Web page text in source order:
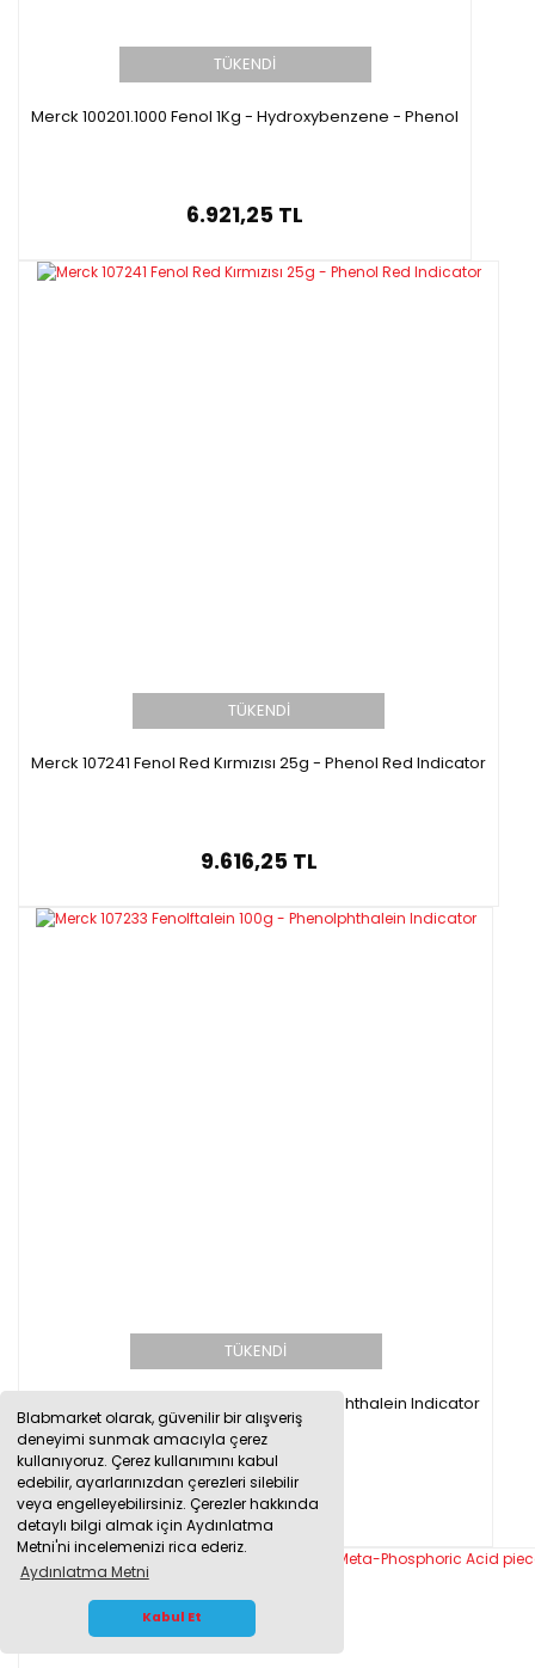
Blabmarket olarak, güvenilir bir alışveriş
deneyimi sunmak amacıyla çerez
kullanıyoruz. Çerez kullanımını kabul
edebilir, ayarlarınızdan çerezleri silebilir
veya engelleyebilirsiniz. Çerezler hakkında
detaylı bilgi almak için Aydınlatma
Metni'ni incelemenizi rica ederiz.
Aydınlatma Metni
Kabul Et
TÜKENDİ
Merck 100201.1000 Fenol 1Kg - Hydroxybenzene - Phenol
6.921,25 TL
TÜKENDİ
Merck 107241 Fenol Red Kırmızısı 25g - Phenol Red Indicator
9.616,25 TL
TÜKENDİ
Merck 107233 Fenolftalein 100g - Phenolphthalein Indicator
4.532,50 TL
WHATSAPP İLETİŞİM